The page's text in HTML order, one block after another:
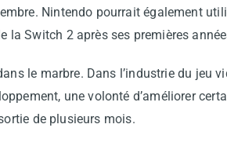
Nintendo pourrait également
Switch 2 après ses premières
le marbre. Dans l’industrie du jeu
une volonté d’améliorer
de plusieurs mois.